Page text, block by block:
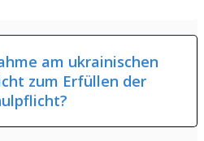
am ukrainischen
zum Erfüllen der